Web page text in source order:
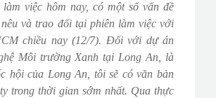
làm việc hôm nay, có một số vấn đề
và trao đổi tại phiên làm việc với
chiều nay (12/7). Đối với dự án
Môi trường Xanh tại Long An, là
hội của Long An, tôi sẽ có văn bản
trong thời gian sớm nhất. Qua thực